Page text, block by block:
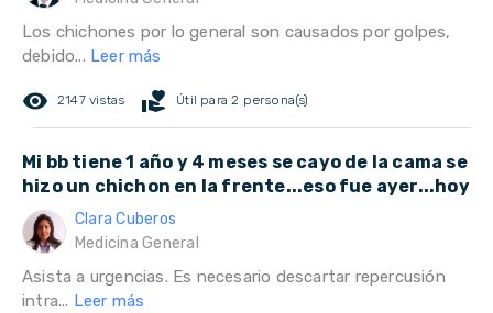
Los chichones por lo general son causados por golpes,
debido... Leer más
remove_red_eye 2147 vistas volunteer_activism Útil para 2 persona(s)
Mi bb tiene 1 año y 4 meses se cayo de la cama se
hizo un chichon en la frente...eso fue ayer...hoy
Clara Cuberos
Medicina General
Asista a urgencias. Es necesario descartar repercusión
intra... Leer más